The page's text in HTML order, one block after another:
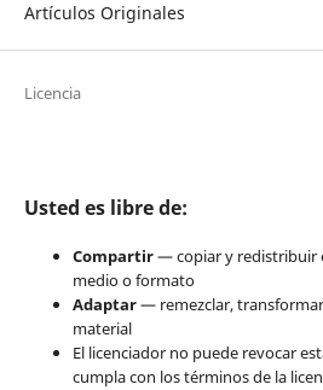
Artículos Originales
Licencia
Usted es libre de:
Compartir— copiar y redistribuir
medio o formato
Adaptar— remezclar,
material
El licenciador no puede revocar
cumpla con los términos de la